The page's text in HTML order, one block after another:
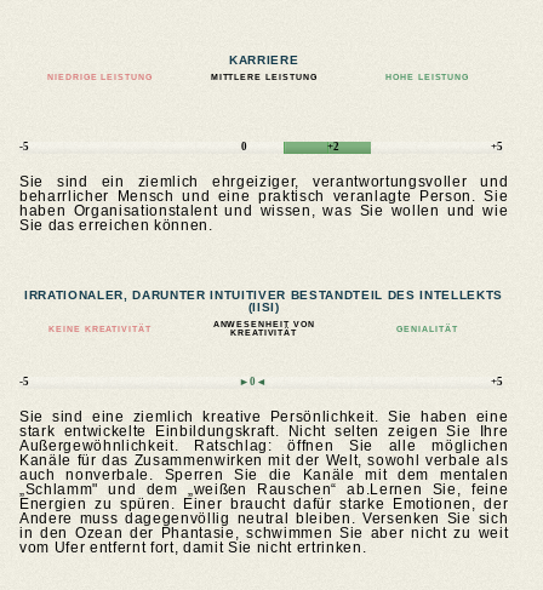
KARRIERE
NIEDRIGE LEISTUNG MITTLERE LEISTUNG HOHE LEISTUNG
-5 0 +2 +5
Sie sind ein ziemlich ehrgeiziger, verantwortungsvoller und
beharrlicher Mensch und eine praktisch veranlagte Person. Sie
haben Organisationstalent und wissen, was Sie wollen und wie
Sie das erreichen können.
IRRATIONALER, DARUNTER INTUITIVER BESTANDTEIL DES INTELLEKTS
(IISI)
KEINE KREATIVITÄT
ANWESENHEIT VON
KREATIVITÄT
GENIALITÄT
-5 ►0◄ +5
Sie sind eine ziemlich kreative Persönlichkeit. Sie haben eine
stark entwickelte Einbildungskraft. Nicht selten zeigen Sie Ihre
Außergewöhnlichkeit. Ratschlag: öffnen Sie alle möglichen
Kanäle für das Zusammenwirken mit der Welt, sowohl verbale als
auch nonverbale. Sperren Sie die Kanäle mit dem mentalen
„Schlamm" und dem „weißen Rauschen“ ab.Lernen Sie, feine
Energien zu spüren. Einer braucht dafür starke Emotionen, der
Andere muss dagegenvöllig neutral bleiben. Versenken Sie sich
in den Ozean der Phantasie, schwimmen Sie aber nicht zu weit
vom Ufer entfernt fort, damit Sie nicht ertrinken.